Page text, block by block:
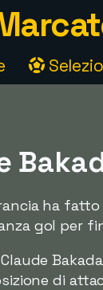
ha
gol per
di